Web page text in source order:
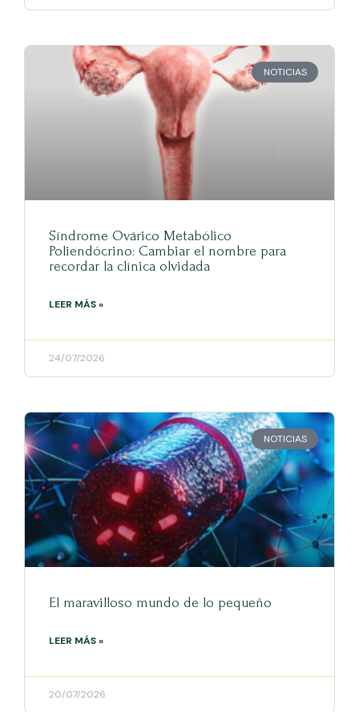
NOTICIAS
Síndrome Ovárico Metabólico
Poliendócrino: Cambiar el nombre para
recordar la clínica olvidada
LEER MÁS »
24/07/2026
NOTICIAS
El maravilloso mundo de lo pequeño
LEER MÁS »
20/07/2026